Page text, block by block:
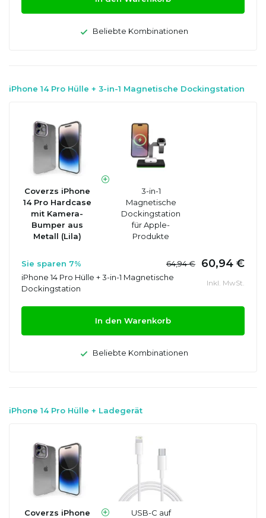
Beliebte Kombinationen
iPhone 14 Pro Hülle + 3-in-1 Magnetische Dockingstation
Coverzs iPhone
14 Pro Hardcase
mit Kamera-
Bumper aus
Metall (Lila)
3-in-1
Magnetische
Dockingstation
für Apple-
Produkte
Sie sparen 7% 64,94 € 60,94 €
iPhone 14 Pro Hülle + 3-in-1 Magnetische
Dockingstation
Inkl. MwSt.
In den Warenkorb
Beliebte Kombinationen
iPhone 14 Pro Hülle + Ladegerät
Coverzs iPhone
USB-C auf